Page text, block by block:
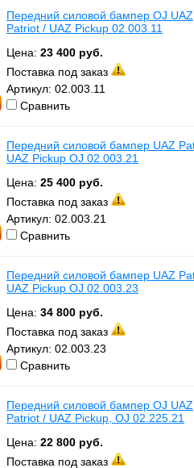
Передний силовой бампер OJ UAZ
Patriot / UAZ Pickup 02.003.11
Цена: 23 400 руб.
Поставка под заказ
Артикул: 02.003.11
Сравнить
Передний силовой бампер UAZ
UAZ Pickup OJ 02.003.21
Цена: 25 400 руб.
Поставка под заказ
Артикул: 02.003.21
Сравнить
Передний силовой бампер UAZ
UAZ Pickup OJ 02.003.23
Цена: 34 800 руб.
Поставка под заказ
Артикул: 02.003.23
Сравнить
Передний силовой бампер OJ UAZ
Patriot / UAZ Pickup, OJ 02.225.21
Цена: 22 800 руб.
Поставка под заказ